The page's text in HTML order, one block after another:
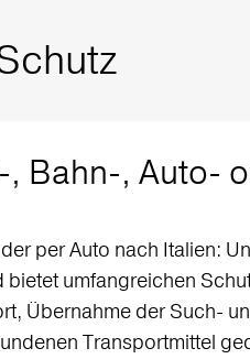
Bahn-, Auto-
per Auto nach Italien:
umfangreichen
Übernahme der Such-
Transportmittel